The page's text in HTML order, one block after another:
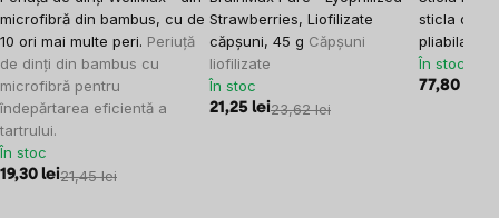
microfibră din bambus, cu de
10 ori mai multe peri. Periuță
de dinți din bambus cu
microfibră pentru
îndepărtarea eficientă a
tartrului.
În stoc
19,30 lei21,45 lei
Strawberries, Liofilizate
căpșuni, 45 g Căpșuni
liofilizate
În stoc
21,25 lei23,62 lei
sticla de
pliabila,
În stoc
77,80 lei